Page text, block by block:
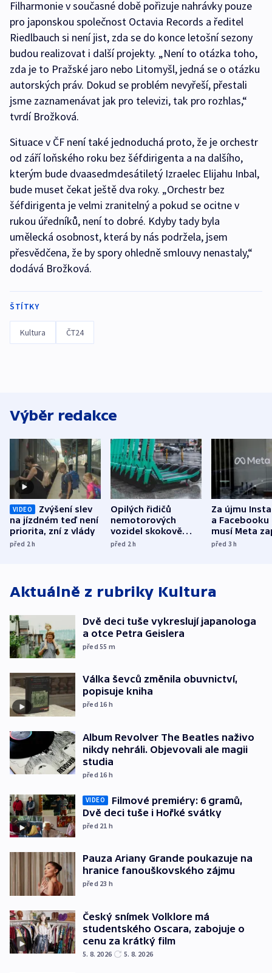
Filharmonie v současné době pořizuje nahrávky pouze
pro japonskou společnost Octavia Records a ředitel
Riedlbauch si není jist, zda se do konce letošní sezony
budou realizovat i další projekty. „Není to otázka toho,
zda je to Pražské jaro nebo Litomyšl, jedná se o otázku
autorských práv. Dokud se problém nevyřeší, přestali
jsme zaznamenávat jak pro televizi, tak pro rozhlas,“
tvrdí Brožková.
Situace v ČF není také jednoduchá proto, že je orchestr
od září loňského roku bez šéfdirigenta a na dalšího,
kterým bude dvaasedmdesátiletý Izraelec Elijahu Inbal,
bude muset čekat ještě dva roky. „Orchestr bez
šéfdirigenta je velmi zranitelný a pokud se ocitne v
rukou úředníků, není to dobré. Kdyby tady byla
umělecká osobnost, která by nás podržela, jsem
přesvědčena, že by spory ohledně smlouvy nenastaly,“
dodává Brožková.
ŠTÍTKY
Kultura ČT24
Výběr redakce
VIDEO
Zvýšení slev
na jízdném teď není
priorita, zní z vlády
před 2h
Opilých řidičů
nemotorových
vozidel skokově
přibylo, nejvíc ve
před 2h
Za újmu
a
musí Meta
půl miliardy
před 3h
Aktuálně z rubriky Kultura
Dvě deci tuše vykreslují japanologa
a otce Petra Geislera
před 55 m
Válka ševců změnila obuvnictví,
popisuje kniha
před 16 h
Album Revolver The Beatles naživo
nikdy nehráli. Objevovali ale magii
studia
před 16 h
VIDEO
Filmové premiéry: 6 gramů,
Dvě deci tuše i Hořké svátky
před 21 h
Pauza Ariany Grande poukazuje na
hranice fanouškovského zájmu
před 23 h
Český snímek Volklore má
studentského Oscara, zabojuje o
cenu za krátký film
5. 8. 2026 5. 8. 2026